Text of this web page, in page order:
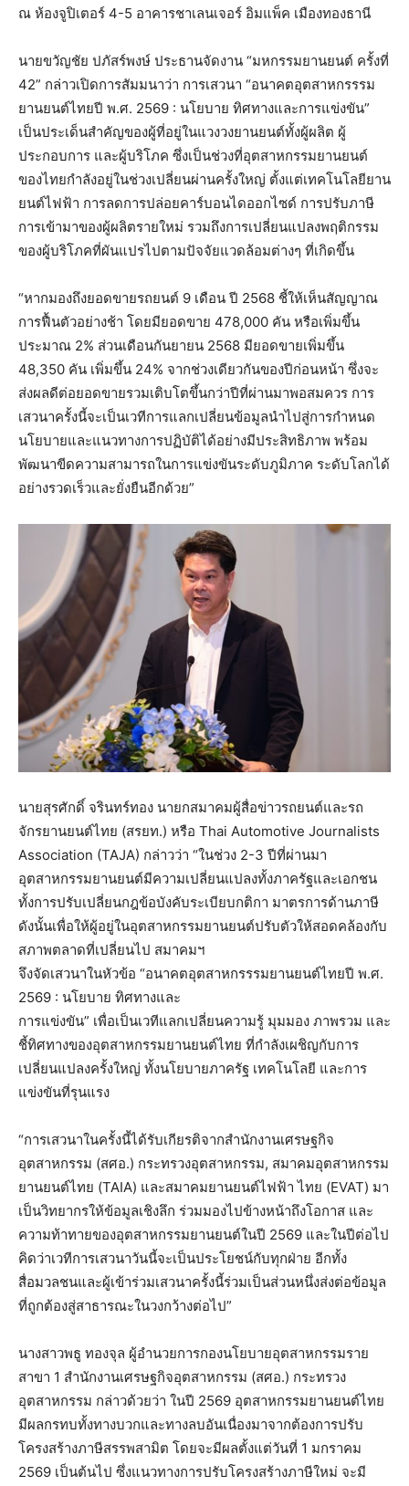
ณ ห้องจูปิเตอร์ 4-5 อาคารชาเลนเจอร์ อิมแพ็ค เมืองทองธานี
นายขวัญชัย ปภัสร์พงษ์ ประธานจัดงาน “มหกรรมยานยนต์ ครั้งที่
42” กล่าวเปิดการสัมมนาว่า การเสวนา “อนาคตอุตสาหกรรรม
ยานยนต์ไทยปี พ.ศ. 2569 : นโยบาย ทิศทางและการแข่งขัน”
เป็นประเด็นสำคัญของผู้ที่อยู่ในแวงวงยานยนต์ทั้งผู้ผลิต ผู้
ประกอบการ และผู้บริโภค ซึ่งเป็นช่วงที่อุตสาหกรรมยานยนต์
ของไทยกำลังอยู่ในช่วงเปลี่ยนผ่านครั้งใหญ่ ตั้งแต่เทคโนโลยียาน
ยนต์ไฟฟ้า การลดการปล่อยคาร์บอนไดออกไซด์ การปรับภาษี
การเข้ามาของผู้ผลิตรายใหม่ รวมถึงการเปลี่ยนแปลงพฤติกรรม
ของผู้บริโภคที่ผันแปรไปตามปัจจัยแวดล้อมต่างๆ ที่เกิดขึ้น
“หากมองถึงยอดขายรถยนต์ 9 เดือน ปี 2568 ชี้ให้เห็นสัญญาณ
การฟื้นตัวอย่างช้า โดยมียอดขาย 478,000 คัน หรือเพิ่มขึ้น
ประมาณ 2% ส่วนเดือนกันยายน 2568 มียอดขายเพิ่มขึ้น
48,350 คัน เพิ่มขึ้น 24% จากช่วงเดียวกันของปีก่อนหน้า ซึ่งจะ
ส่งผลดีต่อยอดขายรวมเติบโตขึ้นกว่าปีที่ผ่านมาพอสมควร การ
เสวนาครั้งนี้จะเป็นเวทีการแลกเปลี่ยนข้อมูลนำไปสู่การกำหนด
นโยบายและแนวทางการปฏิบัติได้อย่างมีประสิทธิภาพ พร้อม
พัฒนาขีดความสามารถในการแข่งขันระดับภูมิภาค ระดับโลกได้
อย่างรวดเร็วและยั่งยืนอีกด้วย”
นายสุรศักดิ์ จรินทร์ทอง นายกสมาคมผู้สื่อข่าวรถยนต์และรถ
จักรยานยนต์ไทย (สรยท.) หรือ Thai Automotive Journalists
Association (TAJA) กล่าวว่า “ในช่วง 2-3 ปีที่ผ่านมา
อุตสาหกรรมยานยนต์มีความเปลี่ยนแปลงทั้งภาครัฐและเอกชน
ทั้งการปรับเปลี่ยนกฎข้อบังคับระเบียบกติกา มาตรการด้านภาษี
ดังนั้นเพื่อให้ผู้อยู่ในอุตสาหกรรมยานยนต์ปรับตัวให้สอดคล้องกับ
สภาพตลาดที่เปลี่ยนไป สมาคมฯ
จึงจัดเสวนาในหัวข้อ “อนาคตอุตสาหกรรรมยานยนต์ไทยปี พ.ศ.
2569 : นโยบาย ทิศทางและ
การแข่งขัน” เพื่อเป็นเวทีแลกเปลี่ยนความรู้ มุมมอง ภาพรวม และ
ชี้ทิศทางของอุตสาหกรรมยานยนต์ไทย ที่กำลังเผชิญกับการ
เปลี่ยนแปลงครั้งใหญ่ ทั้งนโยบายภาครัฐ เทคโนโลยี และการ
แข่งขันที่รุนแรง
“การเสวนาในครั้งนี้ได้รับเกียรติจากสำนักงานเศรษฐกิจ
อุตสาหกรรม (สศอ.) กระทรวงอุตสาหกรรม, สมาคมอุตสาหกรรม
ยานยนต์ไทย (TAIA) และสมาคมยานยนต์ไฟฟ้า ไทย (EVAT) มา
เป็นวิทยากรให้ข้อมูลเชิงลึก ร่วมมองไปข้างหน้าถึงโอกาส และ
ความท้าทายของอุตสาหกรรมยานยนต์ในปี 2569 และในปีต่อไป
คิดว่าเวทีการเสวนาวันนี้จะเป็นประโยชน์กับทุกฝ่าย อีกทั้ง
สื่อมวลชนและผู้เข้าร่วมเสวนาครั้งนี้ร่วมเป็นส่วนหนึ่งส่งต่อข้อมูล
ที่ถูกต้องสู่สาธารณะในวงกว้างต่อไป”
นางสาวพธู ทองจุล ผู้อำนวยการกองนโยบายอุตสาหกรรมราย
สาขา 1 สำนักงานเศรษฐกิจอุตสาหกรรม (สศอ.) กระทรวง
อุตสาหกรรม กล่าวด้วยว่า ในปี 2569 อุตสาหกรรมยานยนต์ไทย
มีผลกรทบทั้งทางบวกและทางลบอันเนื่องมาจากต้องการปรับ
โครงสร้างภาษีสรรพสามิต โดยจะมีผลตั้งแต่วันที่ 1 มกราคม
2569 เป็นต้นไป ซึ่งแนวทางการปรับโครงสร้างภาษีใหม่ จะมี